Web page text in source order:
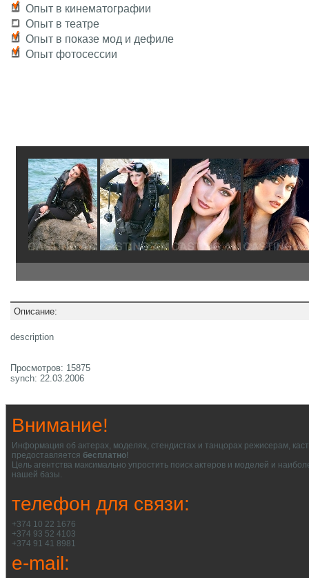
Опыт в кинематографии
Опыт в театре
Опыт в показе мод и дефиле
Опыт фотосессии
Описание:
description
Просмотров: 15875
synch: 22.03.2006
Внимание!
Информация об актерах, моделях, стендистах и танцорах режисерам,
предоставляется бесплатно!
Цель агентства максимально упростить поиск актеров и моделей и
нашей базы.
телефон для связи:
+374 10 22 1676
+374 93 52 4103
+374 91 41 8981
e-mail: